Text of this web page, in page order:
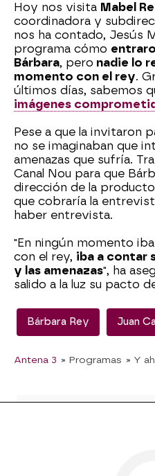
Hoy nos visita Mabel
coordinadora y
nos ha contado, Jesús
programa cómo
Bárbara, pero nadie lo
momento con el rey.
últimos días, sabemos
imágenes
Pese a que la invitaron
no se imaginaban que
amenazas que sufría.
Canal Nou para que
dirección de la
que cobraría la
haber entrevista.
"En ningún momento
con el rey, iba a contar
y las amenazas", ha
salido a la luz su pacto
Bárbara Rey Juan
Antena 3 » Programas » Y